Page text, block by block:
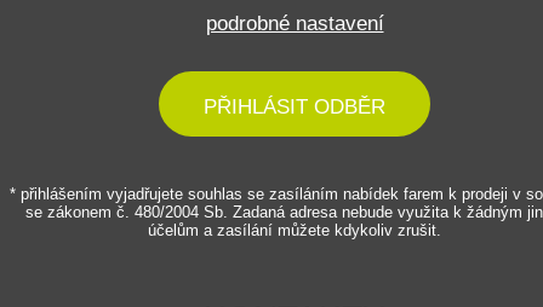
podrobné nastavení
PŘIHLÁSIT ODBĚR
* přihlášením vyjadřujete souhlas se zasíláním nabídek farem k prodeji v
se zákonem č. 480/2004 Sb. Zadaná adresa nebude využita k žádným
účelům a zasílání můžete kdykoliv zrušit.